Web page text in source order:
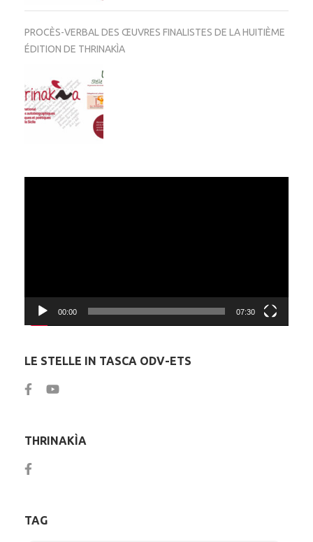
PROCÈS-VERBAL DES ŒUVRES FINALISTES DE LA HUITIÈME
ÉDITION DE THRINAKÌA
00:00 07:30
LE STELLE IN TASCA ODV-ETS
THRINAKÌA
TAG